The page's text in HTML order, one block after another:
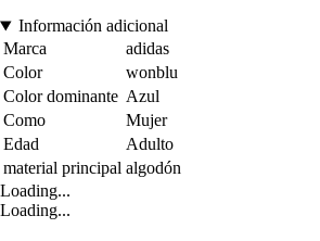
Información adicional
Marca
adidas
Color
wonblu
Color dominante Azul
Como
Mujer
Edad
Adulto
material principal algodón
Loading...
Loading...